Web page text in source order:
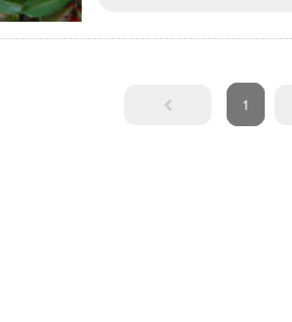
1